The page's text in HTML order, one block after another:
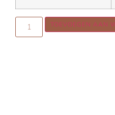
TOEVOEGEN AAN